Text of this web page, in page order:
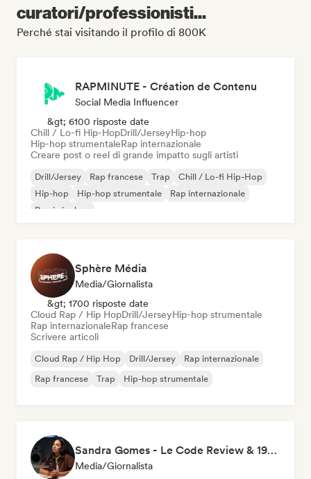
curatori/professionisti...
Perché stai visitando il profilo di 800K
RAPMINUTE - Création de Contenu
Social Media Influencer
&gt; 6100 risposte date
Chill / Lo-fi Hip-HopDrill/JerseyHip-hop
Hip-hop strumentaleRap internazionale
Creare post o reel di grande impatto sugli artisti
Drill/Jersey Rap francese Trap
Chill / Lo-fi Hip-Hop
Hip-hop
Hip-hop strumentale
Rap internazionale
Rap in inglese
Sphère Média
Media/Giornalista
&gt; 1700 risposte date
Cloud Rap / Hip HopDrill/JerseyHip-hop strumentale
Rap internazionaleRap francese
Scrivere articoli
Cloud Rap / Hip Hop Drill/Jersey
Rap internazionale
Rap francese
Trap Hip-hop strumentale
Sandra Gomes - Le Code Review & 1993initiales
Media/Giornalista